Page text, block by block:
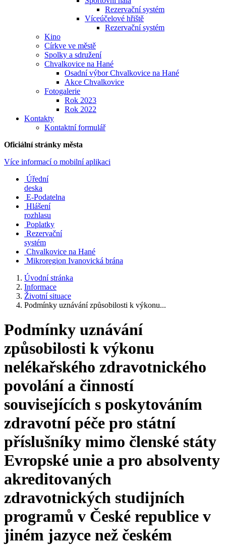
Rezervační systém
Víceúčelové hřiště
Rezervační systém
Kino
Církve ve městě
Spolky a sdružení
Chvalkovice na Hané
Osadní výbor Chvalkovice na Hané
Akce Chvalkovice
Fotogalerie
Rok 2023
Rok 2022
Kontakty
Kontaktní formulář
Oficiální stránky města
Více informací o mobilní aplikaci
Úřední
deska
E-Podatelna
Hlášení
rozhlasu
Poplatky
Rezervační
systém
Chvalkovice na Hané
Mikroregion Ivanovická brána
Úvodní stránka
Informace
Životní situace
Podmínky uznávání způsobilosti k výkonu...
Podmínky uznávání
způsobilosti k výkonu
nelékařského zdravotnického
povolání a činností
souvisejících s poskytováním
zdravotní péče pro státní
příslušníky mimo členské státy
Evropské unie a pro absolventy
akreditovaných
zdravotnických studijních
programů v České republice v
jiném jazyce než českém